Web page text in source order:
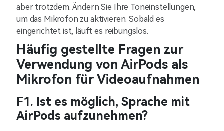
aber trotzdem. Ändern Sie Ihre Toneinstellungen,
um das Mikrofon zu aktivieren. Sobald es
eingerichtet ist, läuft es reibungslos.
Häufig gestellte Fragen zur
Verwendung von AirPods als
Mikrofon für Videoaufnahmen
F1. Ist es möglich, Sprache mit
AirPods aufzunehmen?